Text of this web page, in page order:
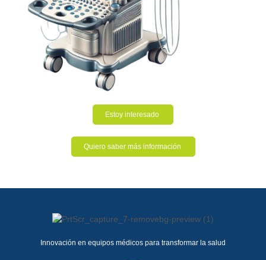
Estoy interesado
Quiero saber más información
Innovación en equipos médicos para transformar la salud